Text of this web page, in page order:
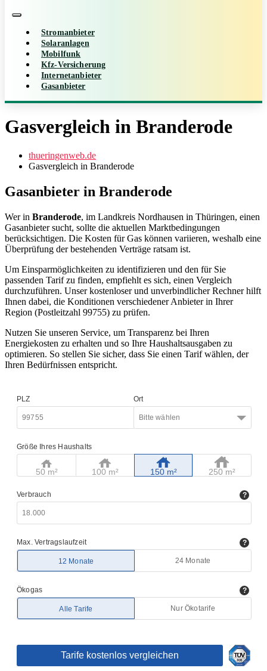
Stromanbieter
Solaranlagen
Mobilfunk
Kfz-Versicherung
Internetanbieter
Gasanbieter
Gasvergleich in Branderode
thueringenweb.de
Gasvergleich in Branderode
Gasanbieter in Branderode
Wer in Branderode, im Landkreis Nordhausen in Thüringen, einen
Gasanbieter sucht, sollte die aktuellen Marktbedingungen
berücksichtigen. Die Kosten für Gas können variieren, weshalb eine
Überprüfung der bestehenden Verträge ratsam ist.
Um Einsparmöglichkeiten zu identifizieren und den für Sie
passenden Tarif zu finden, empfiehlt es sich, einen Vergleich
durchzuführen. Unser kostenloser und unverbindlicher Rechner hilft
Ihnen dabei, die Konditionen verschiedener Anbieter in Ihrer
Region (Postleitzahl 99755) zu prüfen.
Nutzen Sie unseren Service, um Transparenz bei Ihren
Energiekosten zu erhalten und so Ihre Haushaltsausgaben zu
optimieren. So stellen Sie sicher, dass Sie einen Tarif wählen, der
Ihren Bedürfnissen entspricht.